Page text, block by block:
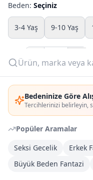
Bedeninize Göre
Tercihlerinizi belirleyin,
Popüler Aramalar
Seksi Gecelik
Erkek
Büyük Beden Fantazi
Yeni Gelenler
Giriş Yap
Üye Ol
Beden: Seçiniz
3-4 Yaş 9-10 Yaş
Adet:
DHL Kargoya Teslim